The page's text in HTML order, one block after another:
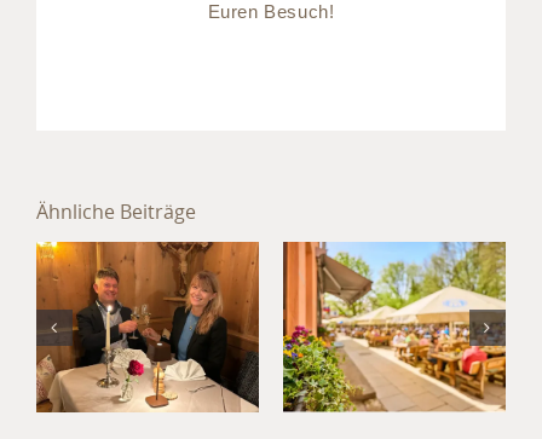
Euren Besuch!
Ähnliche Beiträge
Jahresabschluss
im Hotel
München
Umland
München
Süd: Kultur,
Kulinarik
und
Kurzurlaub
im